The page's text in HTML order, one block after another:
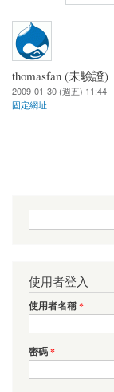
thomasfan (未驗證)
2009-01-30 (週五) 11:44
固定網址
搜尋表單
使用者登入
使用者名稱*
密碼*